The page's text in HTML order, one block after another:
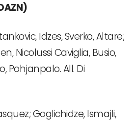
Idzes, Sverko, Altare;
Nicolussi Caviglia, Busio,
Pohjanpalo. All. Di
Goglichidze, Ismajli,